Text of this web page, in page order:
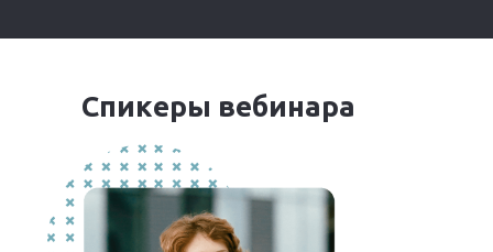
Спикеры вебинара